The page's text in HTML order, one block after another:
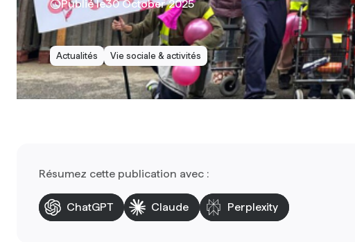
Publié le30 October 2025
Actualités Vie sociale & activités
Résumez cette publication avec :
ChatGPT Claude Perplexity